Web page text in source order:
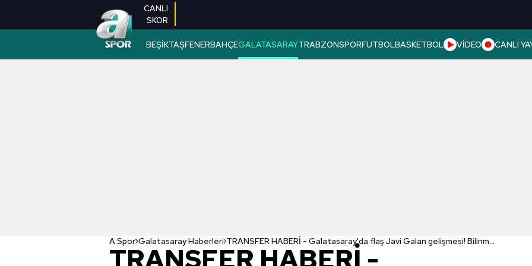
CANLI
SKOR
BEŞİKTAŞFENERBAHÇEGALATASARAYTRABZONSPORFUTBOLBASKETBOL VİDEO CANLI
A Spor Galatasaray Haberleri TRANSFER HABERİ - Galatasaray'da flaş Javi Galan gelişmesi! Bilinmeyen gerçek ortaya çıktı
TRANSFER HABERİ -